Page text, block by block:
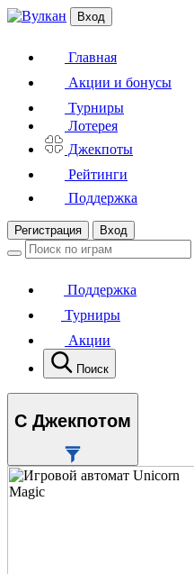
Вход
Главная
Акции и бонусы
Турниры
Лотерея
Джекпоты
Рейтинги
Поддержка
Регистрация
Вход
Поддержка
Турниры
Акции
Поиск
С Джекпотом